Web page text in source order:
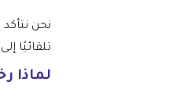
تلقائيًا
لماذا